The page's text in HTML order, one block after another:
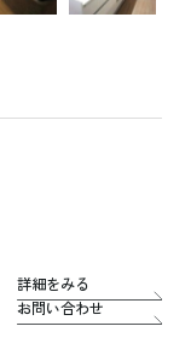
詳細をみる
お問い合わせ